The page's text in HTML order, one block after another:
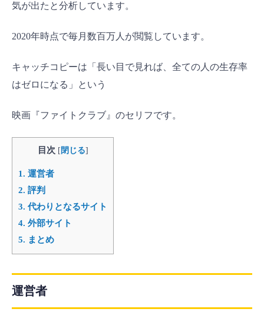
気が出たと分析しています。
2020年時点で毎月数百万人が閲覧しています。
キャッチコピーは「長い目で見れば、全ての人の生存率
はゼロになる」という
映画『ファイトクラブ』のセリフです。
目次 [ 閉じる]
1. 運営者
2. 評判
3. 代わりとなるサイト
4. 外部サイト
5. まとめ
運営者